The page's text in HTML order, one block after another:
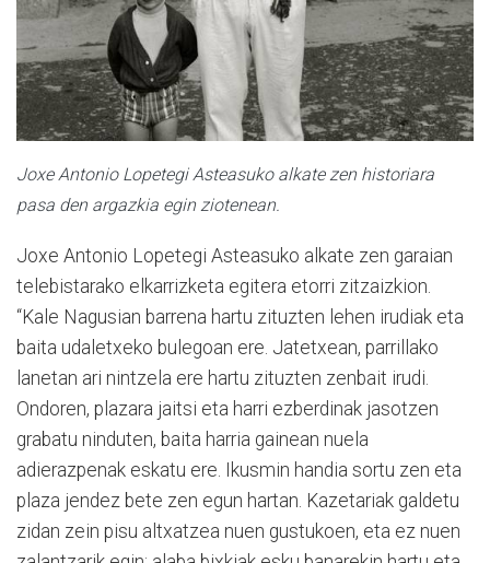
Joxe Antonio Lopetegi Asteasuko alkate zen historiara
pasa den argazkia egin ziotenean.
Joxe Antonio Lopetegi Asteasuko alkate zen garaian
telebistarako elkarrizketa egitera etorri zitzaizkion.
“Kale Nagusian barrena hartu zituzten lehen irudiak eta
baita udaletxeko bulegoan ere. Jatetxean, parrillako
lanetan ari nintzela ere hartu zituzten zenbait irudi.
Ondoren, plazara jaitsi eta harri ezberdinak jasotzen
grabatu ninduten, baita harria gainean nuela
adierazpenak eskatu ere. Ikusmin handia sortu zen eta
plaza jendez bete zen egun hartan. Kazetariak galdetu
zidan zein pisu altxatzea nuen gustukoen, eta ez nuen